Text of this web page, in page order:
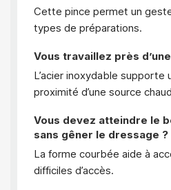
Cette pince permet un
types de préparations.
Vous travaillez près
L’acier inoxydable supporte
proximité d’une source
Vous devez atteindre le
sans gêner le dressage ?
La forme courbée aide à
difficiles d’accès.